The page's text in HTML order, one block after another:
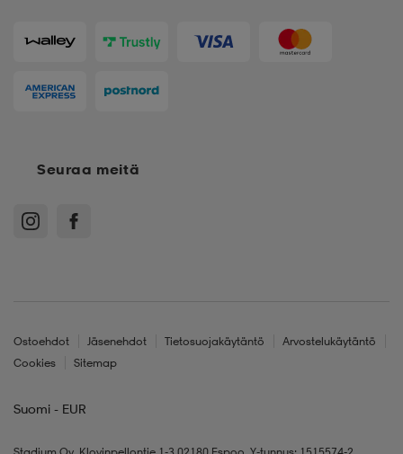
Seuraa meitä
Ostoehdot Jäsenehdot Tietosuojakäytäntö
Arvostelukäytäntö
Cookies
Sitemap
Suomi - EUR